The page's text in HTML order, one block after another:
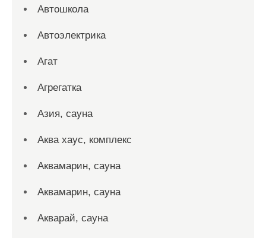
Автошкола
Автоэлектрика
Агат
Агрегатка
Азия, сауна
Аква хаус, комплекс
Аквамарин, сауна
Аквамарин, сауна
Акварай, сауна